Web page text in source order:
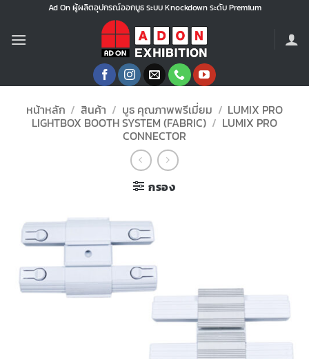
ยัง
Ad On ผู้ผลิตอุปกรณ์ออกบูธ ระบบ Knockdown ระดับ Premium
หน้าหลัก / สินค้า / บูธ คุณภาพพรีเมี่ยม / LUMIX PRO
LIGHTBOX BOOTH SYSTEM (FABRIC) / LUMIX PRO
CONNECTOR
กรอง